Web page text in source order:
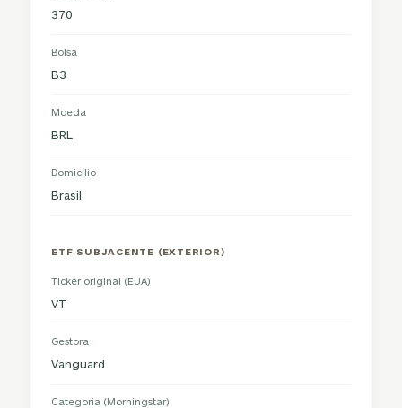
370
Bolsa
B3
Moeda
BRL
Domicílio
Brasil
ETF SUBJACENTE (EXTERIOR)
Ticker original (EUA)
VT
Gestora
Vanguard
Categoria (Morningstar)